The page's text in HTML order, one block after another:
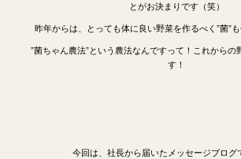
とがお決まりです（笑）
昨年からは、とっても体に良い野菜を作るべく”菌”
”菌ちゃん農法”という農法なんですって！これからの
す！
今回は、社長から届いたメッセージブログ